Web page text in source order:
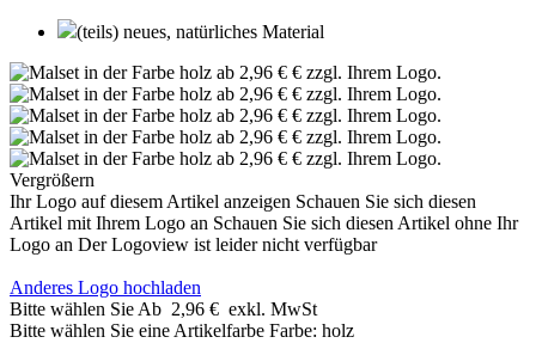
(teils) neues, natürliches Material
Vergrößern
Ihr Logo auf diesem Artikel anzeigen Schauen Sie sich diesen
Artikel mit Ihrem Logo an Schauen Sie sich diesen Artikel ohne Ihr
Logo an Der Logoview ist leider nicht verfügbar
Anderes Logo hochladen
Bitte wählen Sie Ab 2,96 € exkl. MwSt
Bitte wählen Sie eine Artikelfarbe Farbe: holz